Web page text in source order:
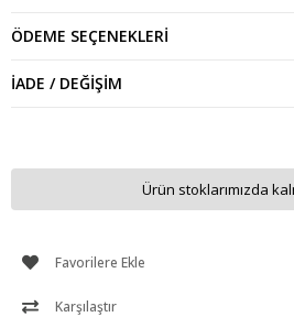
ÖDEME SEÇENEKLERI
İADE / DEĞIŞIM
Ürün stoklarımızda
Favorilere Ekle
Karşılaştır